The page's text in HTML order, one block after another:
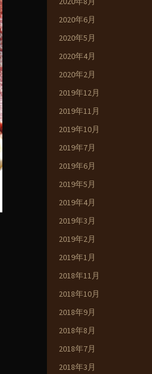
2020年6月
2020年5月
2020年4月
2020年2月
2019年12月
2019年11月
2019年10月
2019年7月
2019年6月
2019年5月
2019年4月
2019年3月
2019年2月
2019年1月
2018年11月
2018年10月
2018年9月
2018年8月
2018年7月
2018年3月